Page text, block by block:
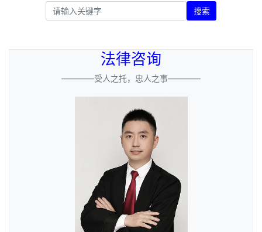
搜索
法律咨询
————受人之托，忠人之事————